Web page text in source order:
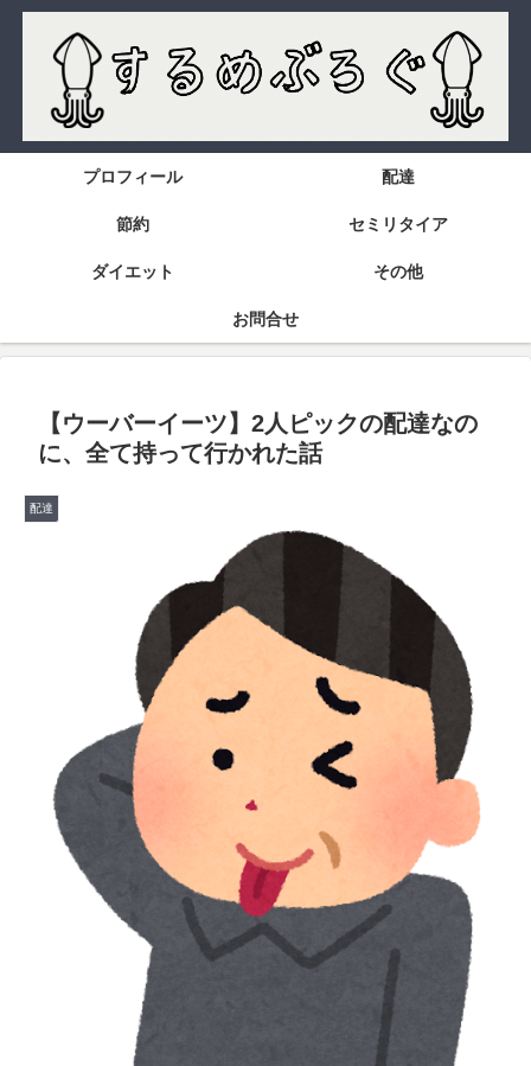
プロフィール 配達
節約 セミリタイア
ダイエット その他
お問合せ
【ウーバーイーツ】2人ピックの配達なの
に、全て持って行かれた話
配達